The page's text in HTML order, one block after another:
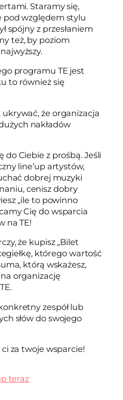
Staramy się,
pod względem stylu
spójny z przesłaniem
też, by poziom
programu TE jest
to również się
że organizacja
nakładów
do Ciebie z prośbą. Jeśli
line’up artystów,
dobrej muzyki
cenisz dobry
„ile to powinno
Cię do wsparcia
na TE!
że kupisz „Bilet
którego wartość
którą wskażesz,
organizację
zespół lub
słów do swojego
za twoje wsparcie!
teraz